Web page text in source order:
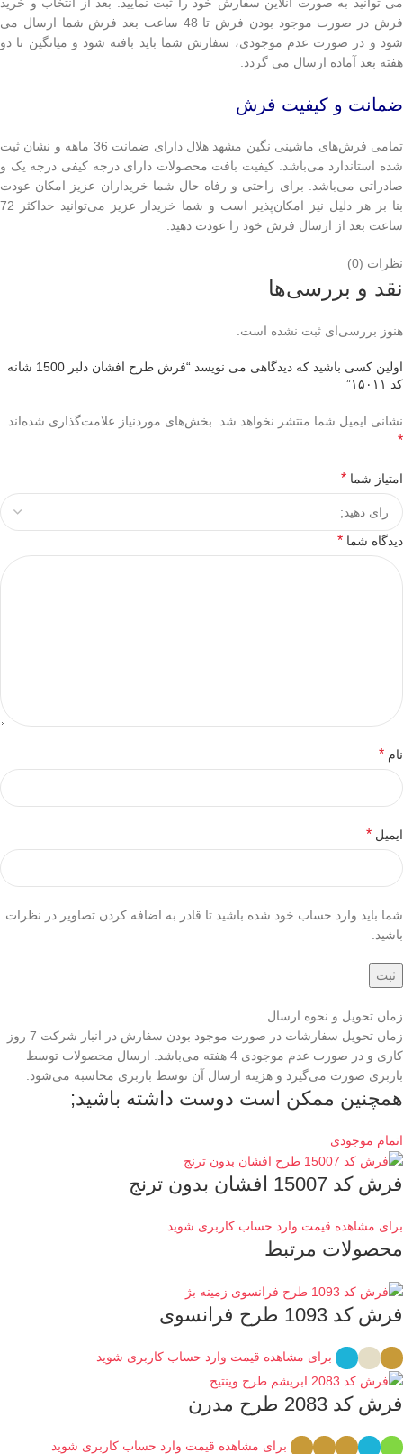
فرش در صورت موجود بودن فرش تا 48 ساعت بعد فرش شما ارسال می
شود و در صورت عدم موجودی، سفارش شما باید بافته شود و میانگین تا دو
هفته بعد آماده ارسال می گردد.
ضمانت و کیفیت فرش
تمامی فرش‌های ماشینی نگین مشهد هلال دارای ضمانت 36 ماهه و نشان ثبت
شده استاندارد می‌باشد. کیفیت بافت محصولات دارای درجه کیفی درجه یک و
صادراتی می‌باشد. برای راحتی و رفاه حال شما خریداران عزیز امکان عودت
بنا بر هر دلیل نیز امکان‌پذیر است و شما خریدار عزیز می‌توانید حداکثر 72
ساعت بعد از ارسال فرش خود را عودت دهید.
نظرات (0)
نقد و بررسی‌ها
هنوز بررسی‌ای ثبت نشده است.
اولین کسی باشید که دیدگاهی می نویسد “فرش طرح افشان دلبر 1500 شانه
کد ۱۵۰۱۱”
نشانی ایمیل شما منتشر نخواهد شد. بخش‌های موردنیاز علامت‌گذاری شده‌اند
*
امتیاز شما *
دیدگاه شما *
نام *
ایمیل *
شما باید وارد حساب خود شده باشید تا قادر به اضافه کردن تصاویر در نظرات
باشید.
زمان تحویل و نحوه ارسال
زمان تحویل سفارشات در صورت موجود بودن سفارش در انبار شرکت 7 روز
کاری و در صورت عدم موجودی 4 هفته می‌باشد. ارسال محصولات توسط
باربری صورت می‌گیرد و هزینه ارسال آن توسط باربری محاسبه می‌شود.
همچنین ممکن است دوست داشته باشید;
اتمام موجودی
فرش کد 15007 افشان بدون ترنج
برای مشاهده قیمت وارد حساب کاربری شوید
محصولات مرتبط
فرش کد 1093 طرح فرانسوی
برای مشاهده قیمت وارد حساب کاربری شوید
فرش کد 2083 طرح مدرن
برای مشاهده قیمت وارد حساب کاربری شوید